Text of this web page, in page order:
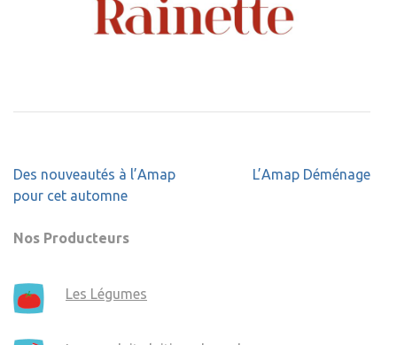
Navigation
de
Des nouveautés à l’Amap
pour cet automne
L’Amap Déménage
Nos Producteurs
Les Légumes